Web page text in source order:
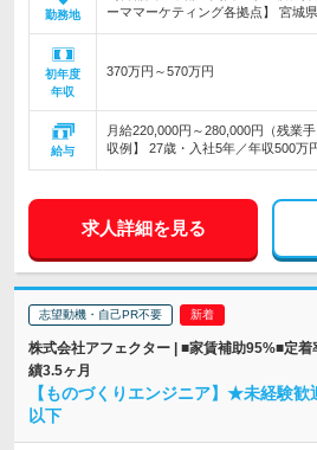
勤務地
ーママーケティング各拠点】 宮城
初年度
年収
370万円～570万円
給与
月給220,000円～280,000円（残業
収例】 27歳・入社5年／年収500万
求人詳細を見る
志望動機・自己PR不要
株式会社アフェクター | ■家賃補助95%■定
績3.5ヶ月
【ものづくりエンジニア】★未経験
以下